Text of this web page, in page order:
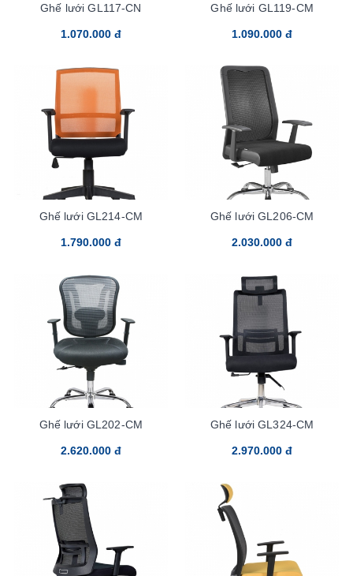
Ghế lưới GL117-CN
1.070.000 đ
Ghế lưới GL119-CM
1.090.000 đ
Ghế lưới GL214-CM
1.790.000 đ
Ghế lưới GL206-CM
2.030.000 đ
Ghế lưới GL202-CM
2.620.000 đ
Ghế lưới GL324-CM
2.970.000 đ